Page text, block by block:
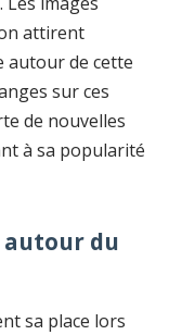
attirent
autour de cette
sur ces
de nouvelles
à sa popularité
autour du
sa place lors